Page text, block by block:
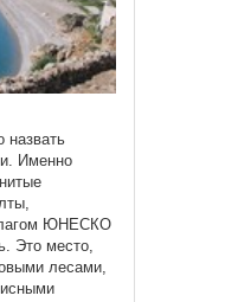
назвать
Именно
ЮНЕСКО
Это место,
лесами,